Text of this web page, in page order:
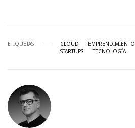
ETIQUETAS CLOUD EMPRENDIMIENTO
STARTUPS
TECNOLOGÍA